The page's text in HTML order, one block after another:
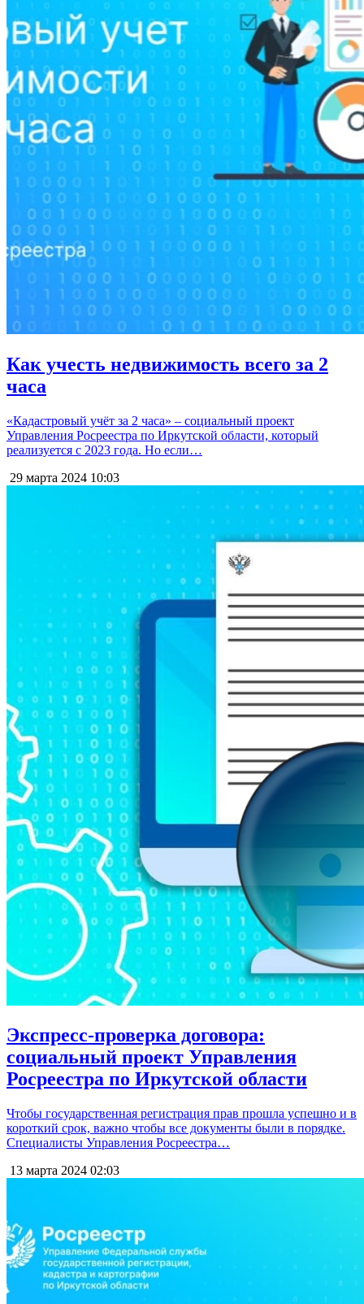
Как учесть недвижимость всего за 2
часа
«Кадастровый учёт за 2 часа» – социальный проект
Управления Росреестра по Иркутской области, который
реализуется с 2023 года. Но если…
29 марта 2024 10:03
Экспресс-проверка договора:
социальный проект Управления
Росреестра по Иркутской области
Чтобы государственная регистрация прав прошла успешно и в
короткий срок, важно чтобы все документы были в порядке.
Специалисты Управления Росреестра…
13 марта 2024 02:03